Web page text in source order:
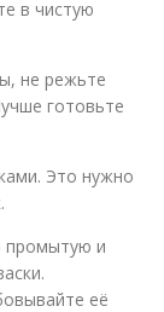
в чистую
не режьте
готовьте
Это нужно
промытую и
её